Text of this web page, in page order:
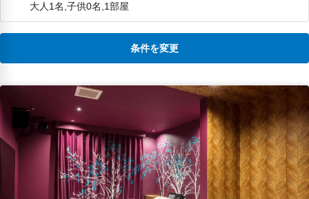
大人1名,子供0名,1部屋
条件を変更